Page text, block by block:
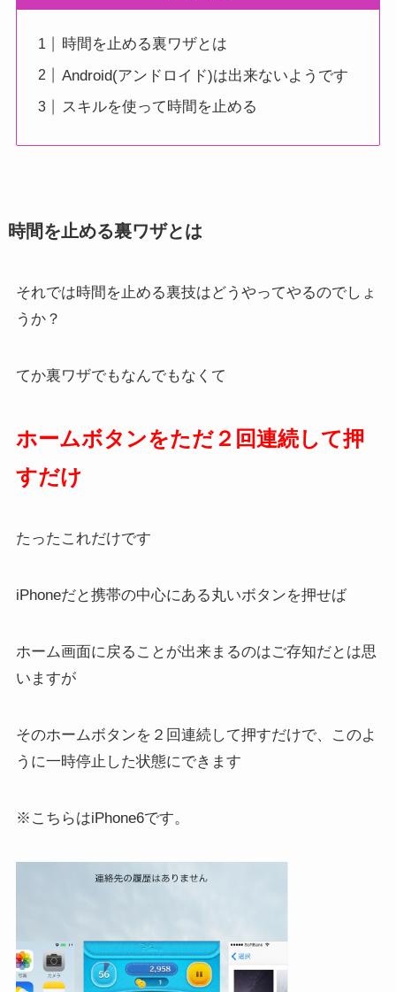
時間を止める裏ワザとは
Android(アンドロイド)は出来ないようです
スキルを使って時間を止める
時間を止める裏ワザとは
それでは時間を止める裏技はどうやってやるのでしょ
うか？
てか裏ワザでもなんでもなくて
ホームボタンをただ２回連続して押
すだけ
たったこれだけです
iPhoneだと携帯の中心にある丸いボタンを押せば
ホーム画面に戻ることが出来まるのはご存知だとは思
いますが
そのホームボタンを２回連続して押すだけで、このよ
うに一時停止した状態にできます
※こちらはiPhone6です。